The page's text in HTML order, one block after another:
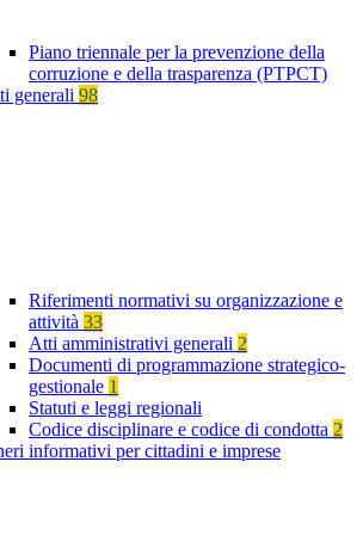
Piano triennale per la prevenzione della
corruzione e della trasparenza (PTPCT)
generali 98
Riferimenti normativi su organizzazione e
attività 33
Atti amministrativi generali 2
Documenti di programmazione strategico-
gestionale 1
Statuti e leggi regionali
Codice disciplinare e codice di condotta 2
informativi per cittadini e imprese